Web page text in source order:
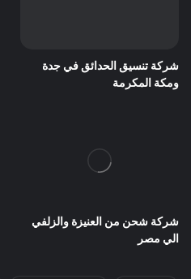
شركة تنسيق الحدائق في جدة
ومكة المكرمة
شركة شحن من العنيزة والزلفي
الي مصر